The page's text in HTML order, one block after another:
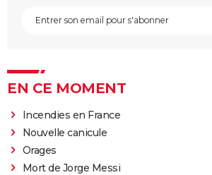
EN CE MOMENT
Incendies en France
Nouvelle canicule
Orages
Mort de Jorge Messi